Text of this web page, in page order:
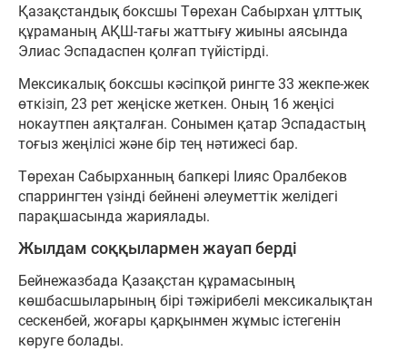
Қазақстандық боксшы Төрехан Сабырхан ұлттық
құраманың АҚШ-тағы жаттығу жиыны аясында
Элиас Эспадаспен қолғап түйістірді.
Мексикалық боксшы кәсіпқой рингте 33 жекпе-жек
өткізіп, 23 рет жеңіске жеткен. Оның 16 жеңісі
нокаутпен аяқталған. Сонымен қатар Эспадастың
тоғыз жеңілісі және бір тең нәтижесі бар.
Төрехан Сабырханның бапкері Ілияс Оралбеков
спаррингтен үзінді бейнені әлеуметтік желідегі
парақшасында жариялады.
Жылдам соққылармен жауап берді
Бейнежазбада Қазақстан құрамасының
көшбасшыларының бірі тәжірибелі мексикалықтан
сескенбей, жоғары қарқынмен жұмыс істегенін
көруге болады.